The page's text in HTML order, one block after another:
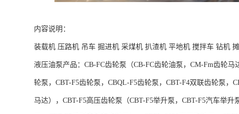
内容说明：
装载机 压路机 吊车 掘进机 采煤机 扒渣机 平地机 搅拌车 钻机
液压油泵产品：CB-FC齿轮泵（CB-FC齿轮油泵，CM-Fm齿轮
轮泵，CBT-F5齿轮泵，CBQL-F5齿轮泵，CBT-F4双联齿轮泵
马达），CBT-F5高压齿轮泵（CBT-F5举升泵，CBT-F5汽车举